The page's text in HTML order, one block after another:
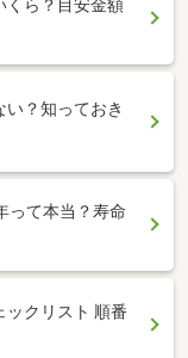
くら？目安金額
？知っておき
って本当？寿命
ックリスト 順番